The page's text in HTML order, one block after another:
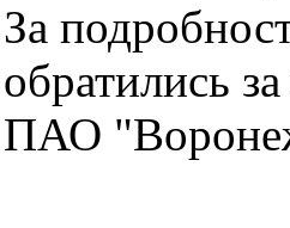
За
обратились
ПАО